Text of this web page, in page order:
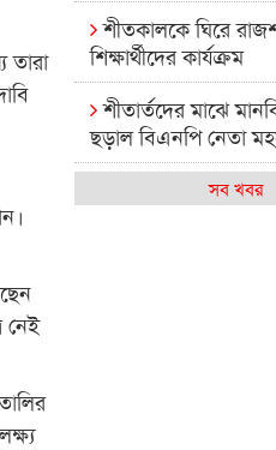
তারা
নেই
শীতকালকে ঘিরে
শিক্ষার্থীদের কার্যক্রম
শীতার্তদের মাঝে
ছড়াল বিএনপি নেতা
রাজশাহী কলেজেরসব খবর